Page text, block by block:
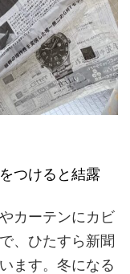
つけると結露
カーテンにカビ
、ひたすら新聞
ます。冬になる